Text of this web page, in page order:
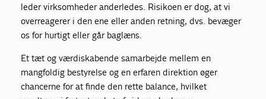
leder virksomheder anderledes. Risikoen er dog, at vi
overreagerer i den ene eller anden retning, dvs. bevæger
os for hurtigt eller går baglæns.
Et tæt og værdiskabende samarbejde mellem en
mangfoldig bestyrelse og en erfaren direktion øger
chancerne for at finde den rette balance, hvilket